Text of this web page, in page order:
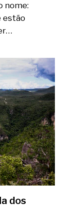
nome:
estão
dos